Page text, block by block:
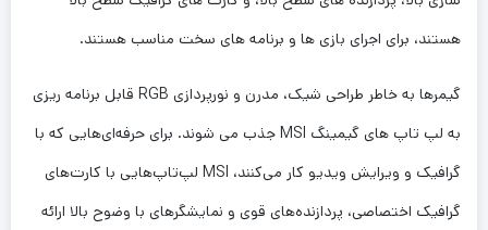
هستند، برای اجرای بازی ها و برنامه های سخت مناسب هستند.
گیمرها به خاطر طراحی شیک، مدرن و نورپردازی RGB قابل برنامه ریزی
به لپ تاپ های گیمینگ MSI جذب می شوند. برای حرفه‌ای‌هایی که با
گرافیک و ویرایش ویدیو کار می‌کنند، MSI لپ‌تاپ‌هایی با کارت‌های
گرافیک اختصاصی، پردازنده‌های قوی و نمایشگرهای با وضوح بالا ارائه